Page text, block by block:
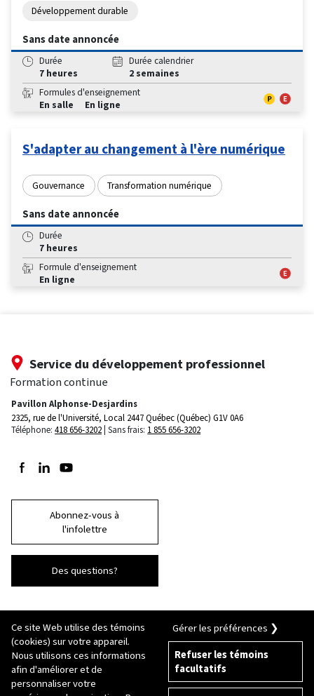
Développement durable
Sans date annoncée
Durée
7 heures
Durée calendrier
2 semaines
Formules d'enseignement
En salle
En ligne
S'adapter au changement à l'ère numérique
Gouvernance Transformation numérique
Sans date annoncée
Durée
7 heures
Formule d'enseignement
En ligne
Service du développement professionnel
Formation continue
Pavillon Alphonse-Desjardins
2325, rue de l'Université, Local 2447Québec (Québec) G1V 0A6
Téléphone: 418 656-3202 Sans frais: 1 855 656-3202
Suivez-nous sur Facebook
Suivez-nous sur LinkedIn
Suivez-nous sur Youtube
Abonnez-vous à
l'infolettre
Des questions?
© 2026 Université Laval
Tous droits réservés
Conditions générales d'utilisation
Ce site Web utilise des témoins
(cookies) sur votre appareil.
Nous utilisons ces informations
afin d'améliorer et de
personnaliser votre
Gérer les préférences ❯
Refuser les témoins
facultatifs